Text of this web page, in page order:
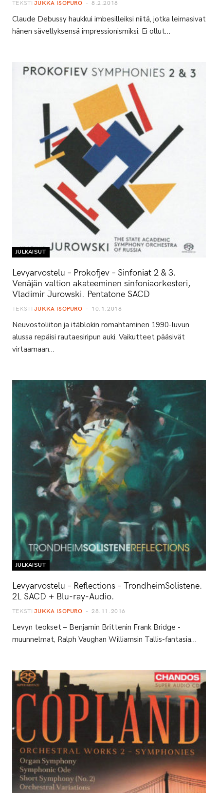
TEKSTI JUKKA ISOPURO 8.2.2018
Claude Debussy haukkui imbesilleiksi niitä, jotka leimasivat
hänen sävellyksensä impressionismiksi. Ei ollut…
JULKAISUT
Levyarvostelu – Prokofjev – Sinfoniat 2 & 3.
Venäjän valtion akateeminen sinfoniaorkesteri,
Vladimir Jurowski. Pentatone SACD
TEKSTI JUKKA ISOPURO 10.1.2018
Neuvostoliiton ja itäblokin romahtaminen 1990-luvun
alussa repäisi rautaesiripun auki. Vaikutteet pääsivät
virtaamaan…
JULKAISUT
Levyarvostelu – Reflections – TrondheimSolistene.
2L SACD + Blu-ray-Audio.
TEKSTI JUKKA ISOPURO 28.11.2016
Levyn teokset – Benjamin Brittenin Frank Bridge -
muunnelmat, Ralph Vaughan Williamsin Tallis-fantasia…